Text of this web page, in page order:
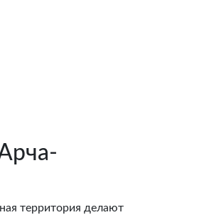
территория делают